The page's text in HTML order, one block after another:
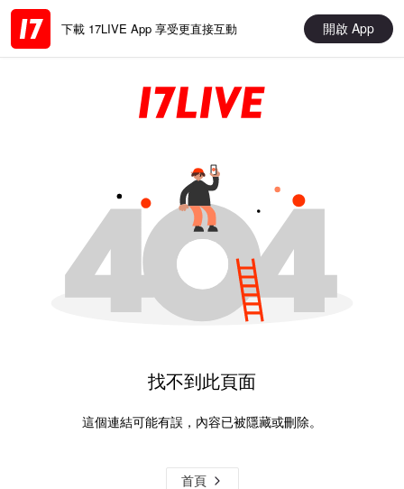
下載 17LIVE App 享受更直接互動 開啟 App
找不到此頁面
這個連結可能有誤，內容已被隱藏或刪除。
首頁